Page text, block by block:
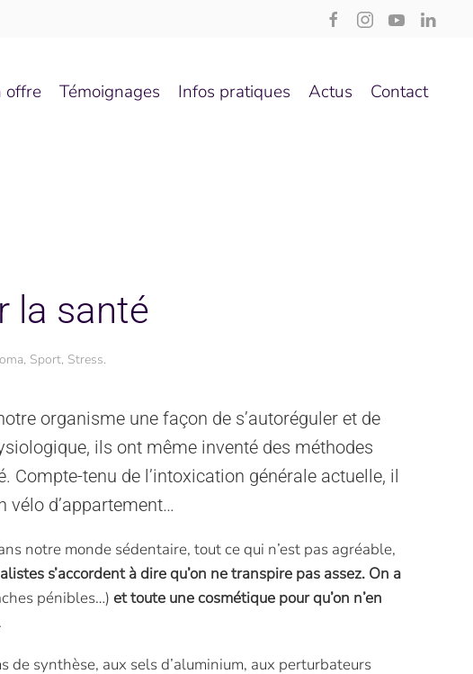
offre Témoignages Infos pratiques Actus Contact
la santé
, Sport, Stress.
organisme une façon de s’autoréguler et de
ils ont même inventé des méthodes
tenu de l’intoxication générale actuelle, il
vélo d’appartement…
notre monde sédentaire, tout ce qui n’est pas agréable,
s’accordent à dire qu’on ne transpire pas assez. On a
pénibles…) et toute une cosmétique pour qu’on n’en
de synthèse, aux sels d’aluminium, aux perturbateurs